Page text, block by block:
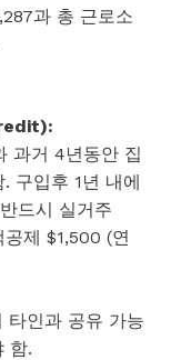
과 총 근로소
과거 4년동안 집
구입후 1년 내에
드시 실거주
제 $1,500 (연
타인과 공유 가능
함.